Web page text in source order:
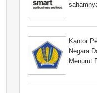
Kantor
Negara
Menurut